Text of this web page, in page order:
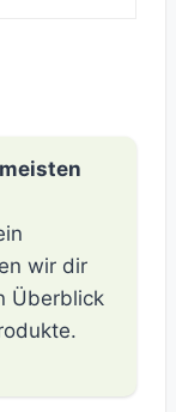
wir dir
Überblick